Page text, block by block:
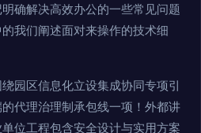
确解决高效办公的一些常见问题
我们阐述面对来操作的技术细
园区信息化立设集成协同专项引
代理治理制承包线一项！外都讲
位工程包含安全设计与实用方案